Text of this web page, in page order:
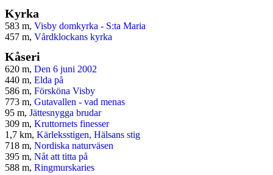
Kyrka
583 m, Visby domkyrka - S:ta Maria
457 m, Vårdklockans kyrka
Kåseri
620 m, Den 6 juni 2002
440 m, Elda på
586 m, Försköna Visby
773 m, Gutavallen - vad menas
95 m, Jättesnygga brudar
309 m, Kruttornets finesser
1,7 km, Kärleksstigen, Hälsans stig
718 m, Nordiska naturväsen
395 m, Nåt att titta på
588 m, Ringmurskaries